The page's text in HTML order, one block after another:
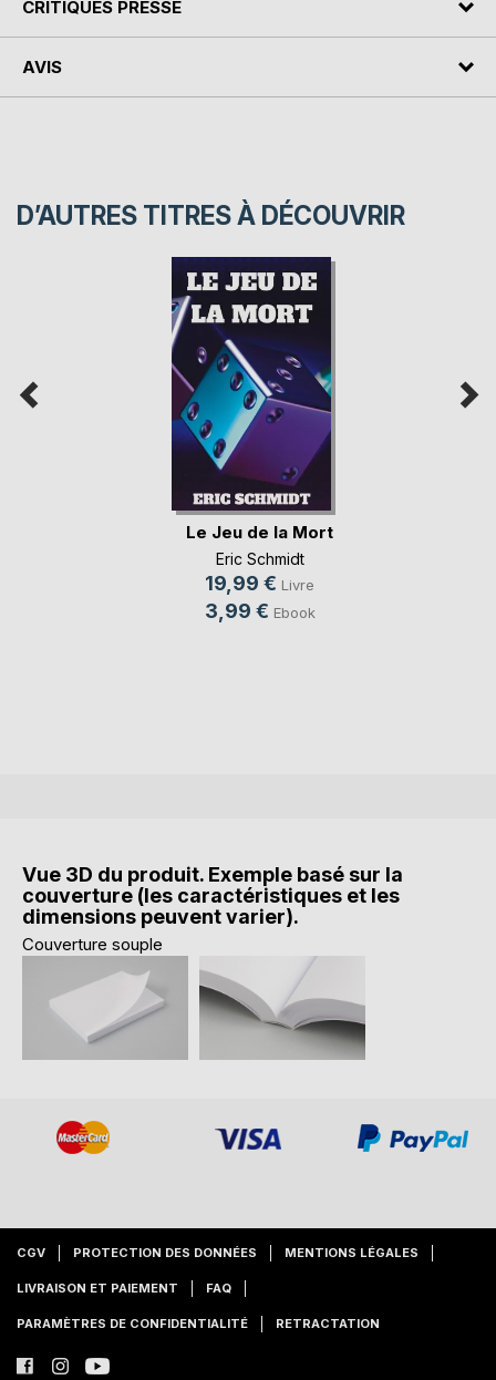
CRITIQUES PRESSE
AVIS
D’AUTRES TITRES À DÉCOUVRIR
Le Jeu de la Mort
Eric Schmidt
19,99 € Livre
3,99 € Ebook
Vue 3D du produit. Exemple basé sur la
couverture (les caractéristiques et les
dimensions peuvent varier).
Couverture souple
CGV PROTECTION DES DONNÉES MENTIONS LÉGALES
LIVRAISON ET PAIEMENT FAQ
PARAMÈTRES DE CONFIDENTIALITÉ RETRACTATION